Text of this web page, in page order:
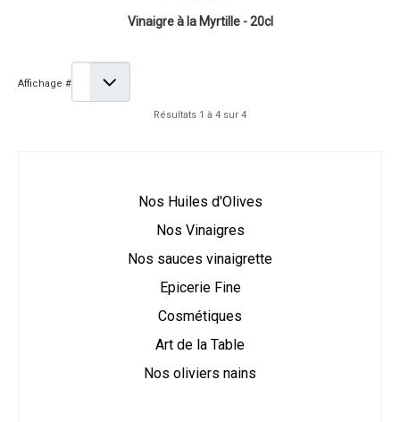
Vinaigre à la Myrtille - 20cl
Affichage #
Résultats 1 à 4 sur 4
Nos Huiles d'Olives
Nos Vinaigres
Nos sauces vinaigrette
Epicerie Fine
Cosmétiques
Art de la Table
Nos oliviers nains